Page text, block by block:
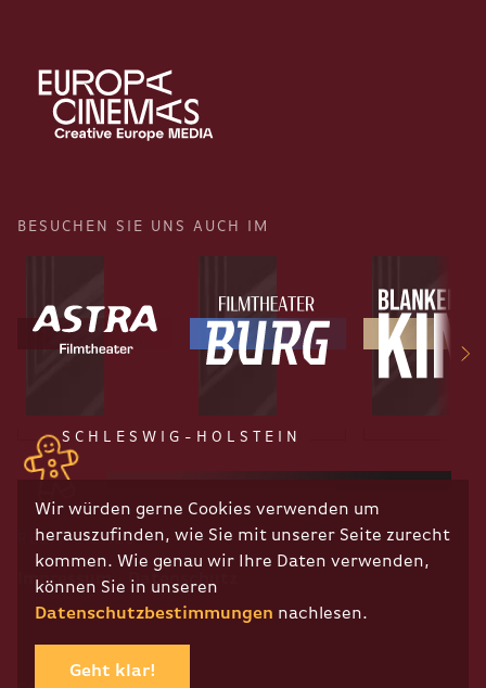
Wir würden gerne Cookies verwenden um
herauszufinden, wie Sie mit unserer Seite zurecht
kommen. Wie genau wir Ihre Daten verwenden,
können Sie in unseren
Datenschutzbestimmungen nachlesen.
Geht klar!
BESUCHEN SIE UNS AUCH IM
SCHLESWIG-HOLSTEIN
RECHTLICHES
Impressum Datenschutz